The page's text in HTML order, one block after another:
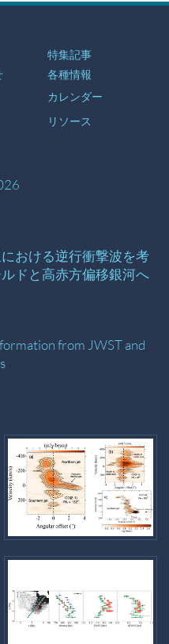
特集記事
各種情報
カレンダー
リソース
おける逆行衝撃波を考
ドと高赤方偏移銀河へ
from JWST and